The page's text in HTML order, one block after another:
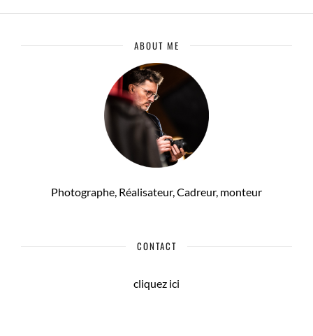
ABOUT ME
Photographe, Réalisateur, Cadreur, monteur
CONTACT
cliquez ici